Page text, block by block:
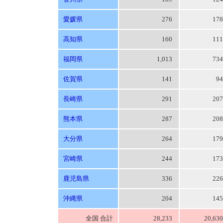
愛媛県 276
高知県 160
福岡県 1,013
佐賀県 141
長崎県 291
熊本県 287
大分県 264
宮崎県 244
鹿児島県 336
沖縄県 204
全国 合計 28,233